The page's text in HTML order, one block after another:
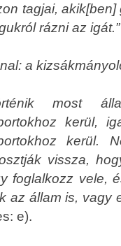
tagjai,
rázni az igát.”
a
most
kerül,
kerül.
vissza,
foglalkozz vele,
az állam is, vagy
e).